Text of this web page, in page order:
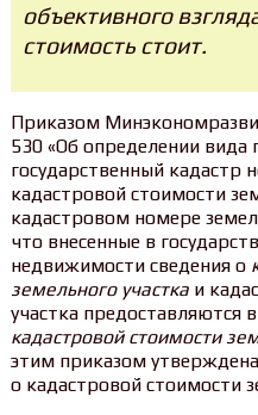
объективного
стоимость стоит.
Приказом
530 «Об определении вида
государственный кадастр
кадастровой стоимости
кадастровом номере
что внесенные в
недвижимости сведения о
земельного участкаи
участка предоставляются
кадастровой стоимости
этим приказом
о кадастровой стоимости